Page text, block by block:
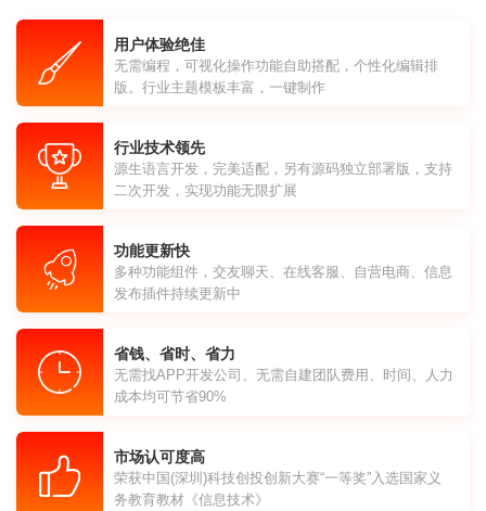
用户体验绝佳
无需编程，可视化操作功能自助搭配，个性化编辑排
版。行业主题模板丰富，一键制作
行业技术领先
源生语言开发，完美适配，另有源码独立部署版，支持
二次开发，实现功能无限扩展
功能更新快
多种功能组件，交友聊天、在线客服、自营电商、信息
发布插件持续更新中
省钱、省时、省力
无需找APP开发公司、无需自建团队费用、时间、人力
成本均可节省90%
市场认可度高
荣获中国(深圳)科技创投创新大赛“一等奖”入选国家义
务教育教材《信息技术》